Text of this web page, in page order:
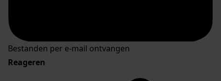
Bestanden per e-mail ontvangen
Reageren